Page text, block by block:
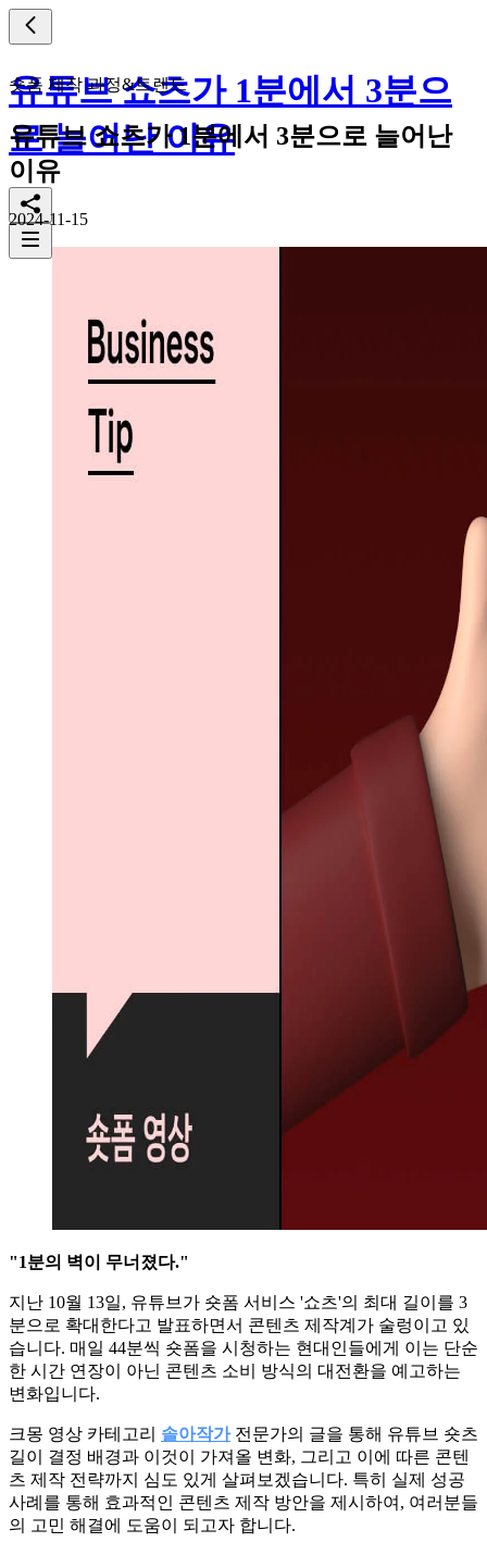
유튜브 쇼츠가 1분에서 3분으
로 늘어난 이유
숏폼 제작 과정&트렌드
유튜브 쇼츠가 1분에서 3분으로 늘어난
이유
2024-11-15
"1분의 벽이 무너졌다."
지난 10월 13일, 유튜브가 숏폼 서비스 '쇼츠'의 최대 길이를 3
분으로 확대한다고 발표하면서 콘텐츠 제작계가 술렁이고 있
습니다. 매일 44분씩 숏폼을 시청하는 현대인들에게 이는 단순
한 시간 연장이 아닌 콘텐츠 소비 방식의 대전환을 예고하는
변화입니다.
크몽 영상 카테고리 솔아작가전문가의 글을 통해 유튜브 숏츠
길이 결정 배경과 이것이 가져올 변화, 그리고 이에 따른 콘텐
츠 제작 전략까지 심도 있게 살펴보겠습니다. 특히 실제 성공
사례를 통해 효과적인 콘텐츠 제작 방안을 제시하여, 여러분들
의 고민 해결에 도움이 되고자 합니다.